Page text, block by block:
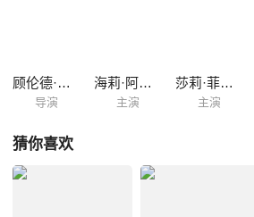
顾伦德·查达哈
导演
海莉·阿特维尔
主演
莎莉·菲利普斯
主演
猜你喜欢